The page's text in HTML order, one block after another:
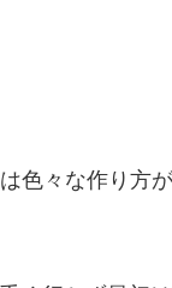
色々な作り方